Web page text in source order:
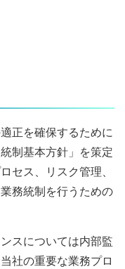
正を確保するために
制基本方針」を策定
セス、リスク管理、
務統制を行うための
スについては内部監
社の重要な業務プロ